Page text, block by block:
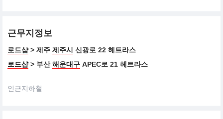
근무지정보
로드샵> 제주 제주시 신광로 22 헤트라스
로드샵> 부산해운대구 APEC로 21 헤트라스
인근지하철